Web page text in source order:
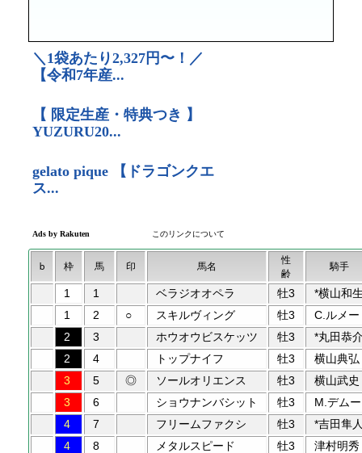
b 枠 馬 印 馬名
性
齢
騎手
1 1 ベラジオオペラ 牡3
*横山和
1
2 ○ スキルヴィング 牡3
C.ルメー
2
3 ホウオウビスケッツ 牡3
*丸田恭
2
4 トップナイフ 牡3
横山典弘
3
5 ◎ ソールオリエンス 牡3
横山武史
3
6 ショウナンバシット 牡3
M.デムー
4
7 フリームファクシ 牡3
*吉田隼
4
8 メタルスピード 牡3
津村明秀